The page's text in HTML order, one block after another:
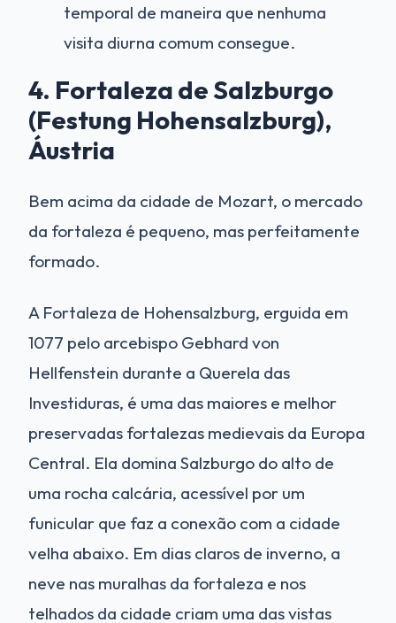
temporal de maneira que nenhuma
visita diurna comum consegue.
4. Fortaleza de Salzburgo
(Festung Hohensalzburg),
Áustria
Bem acima da cidade de Mozart, o mercado
da fortaleza é pequeno, mas perfeitamente
formado.
A Fortaleza de Hohensalzburg, erguida em
1077 pelo arcebispo Gebhard von
Hellfenstein durante a Querela das
Investiduras, é uma das maiores e melhor
preservadas fortalezas medievais da Europa
Central. Ela domina Salzburgo do alto de
uma rocha calcária, acessível por um
funicular que faz a conexão com a cidade
velha abaixo. Em dias claros de inverno, a
neve nas muralhas da fortaleza e nos
telhados da cidade criam uma das vistas